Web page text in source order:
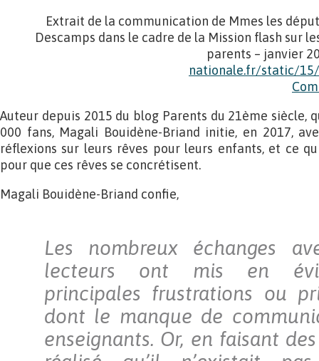
Extrait de la communication de Mmes les
Descamps dans le cadre de la Mission flash sur
parents – janvier
nationale.fr/static/
Auteur depuis 2015 du blog Parents du 21ème siècle,
000 fans, Magali Bouidène-Briand initie, en 2017,
réflexions sur leurs rêves pour leurs enfants, et ce
pour que ces rêves se concrétisent.
Magali Bouidène-Briand confie,
Les nombreux échanges
lecteurs ont mis en
principales frustrations ou
dont le manque de
enseignants. Or, en faisant